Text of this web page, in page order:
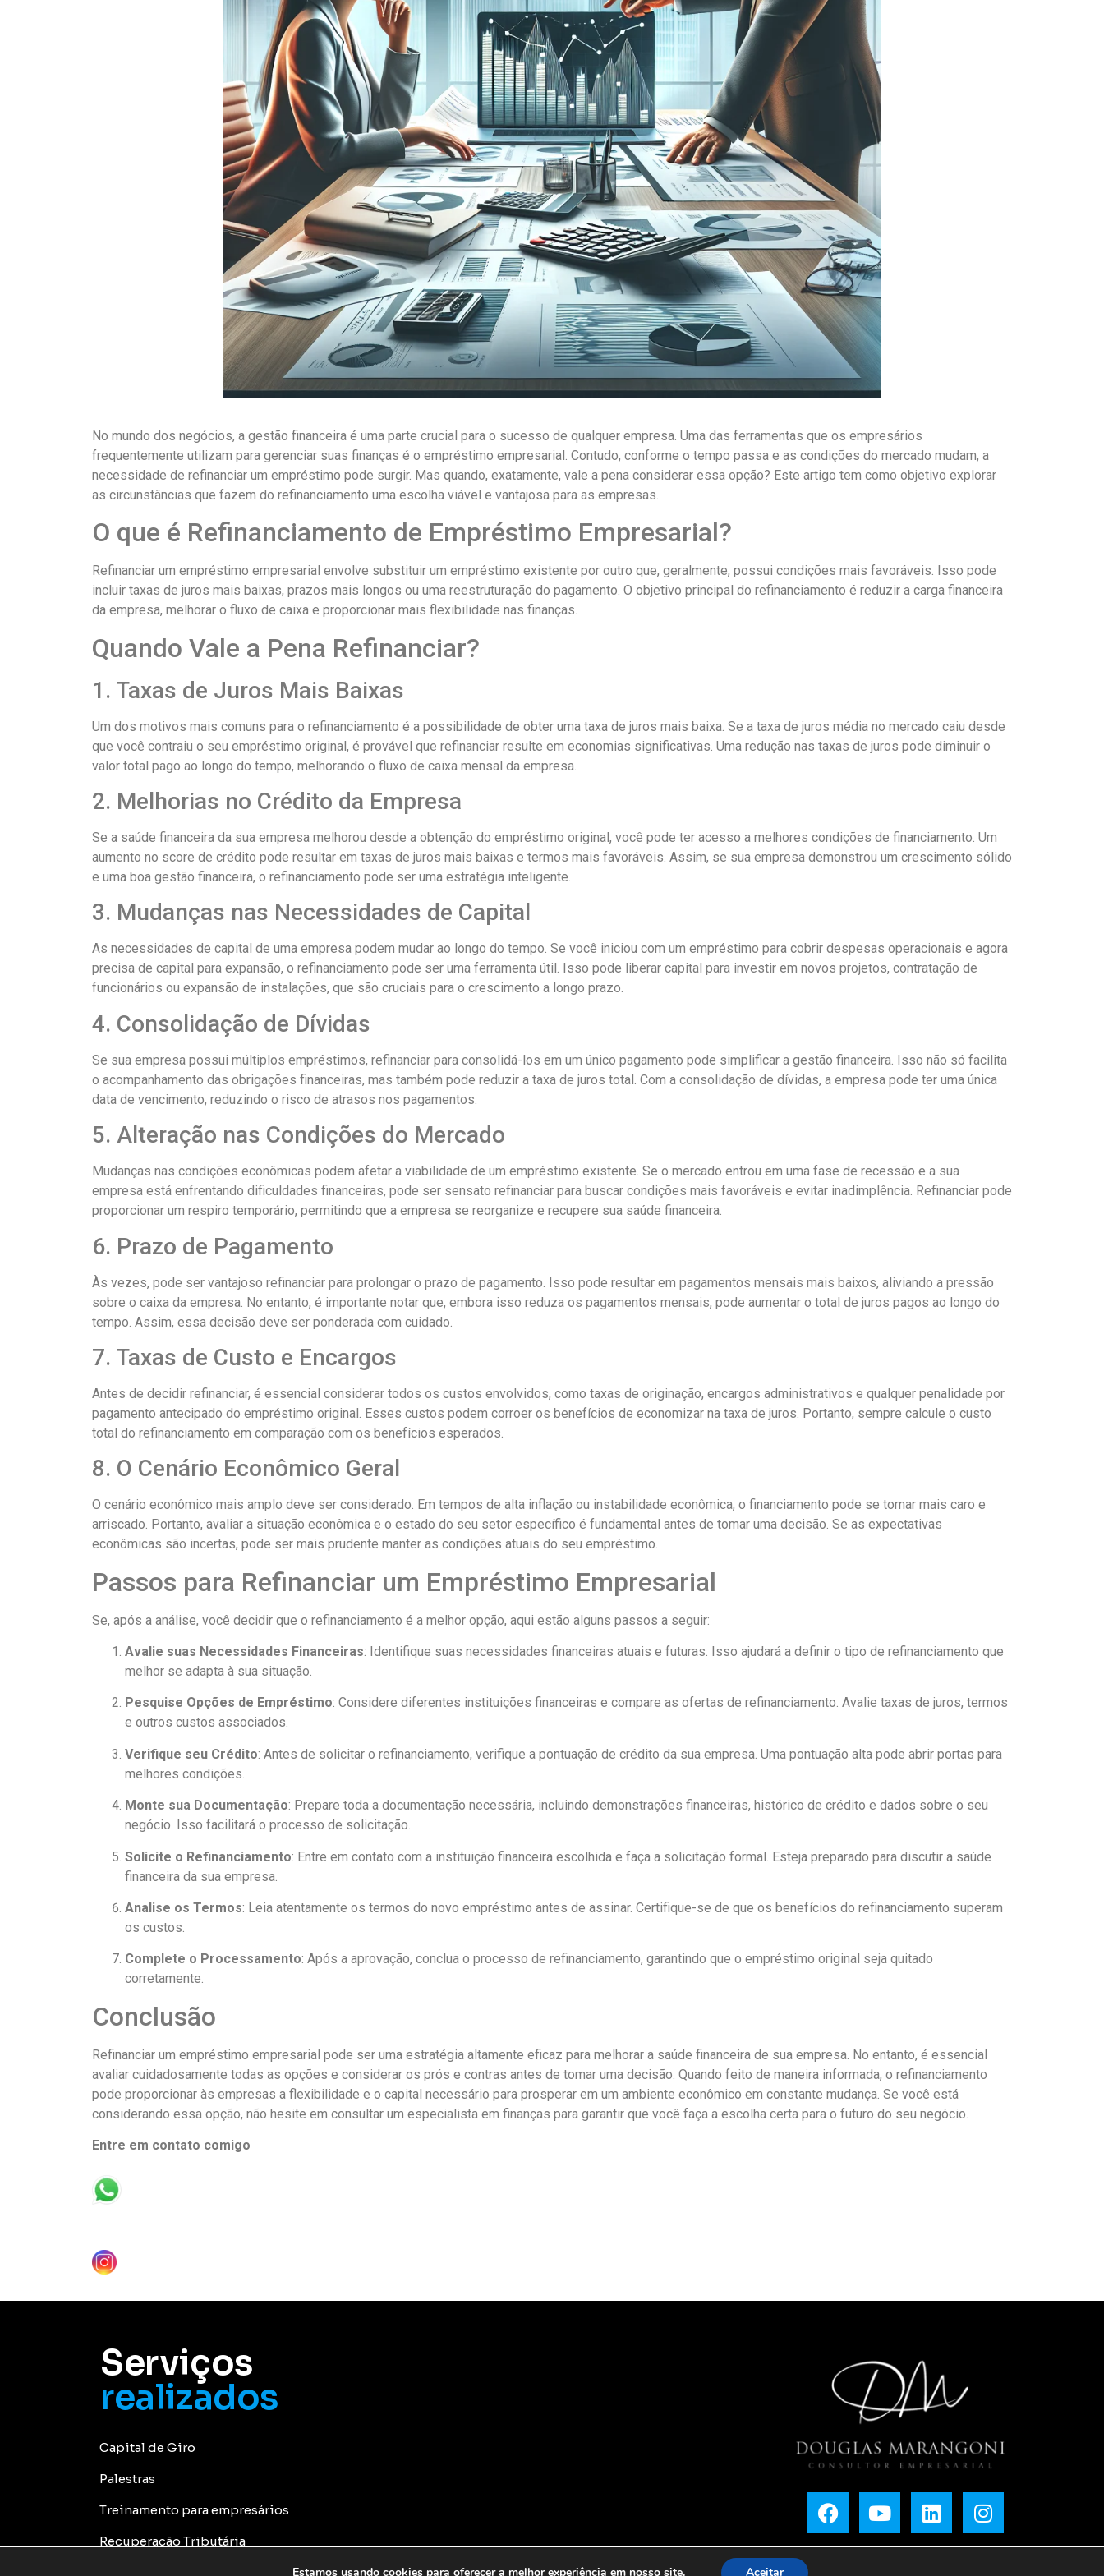
No mundo dos negócios, a gestão financeira é uma parte crucial para o sucesso de qualquer empresa. Uma das ferramentas que os empresários
frequentemente utilizam para gerenciar suas finanças é o empréstimo empresarial. Contudo, conforme o tempo passa e as condições do mercado mudam, a
necessidade de refinanciar um empréstimo pode surgir. Mas quando, exatamente, vale a pena considerar essa opção? Este artigo tem como objetivo explorar
as circunstâncias que fazem do refinanciamento uma escolha viável e vantajosa para as empresas.
O que é Refinanciamento de Empréstimo Empresarial?
Refinanciar um empréstimo empresarial envolve substituir um empréstimo existente por outro que, geralmente, possui condições mais favoráveis. Isso pode
incluir taxas de juros mais baixas, prazos mais longos ou uma reestruturação do pagamento. O objetivo principal do refinanciamento é reduzir a carga financeira
da empresa, melhorar o fluxo de caixa e proporcionar mais flexibilidade nas finanças.
Quando Vale a Pena Refinanciar?
1. Taxas de Juros Mais Baixas
Um dos motivos mais comuns para o refinanciamento é a possibilidade de obter uma taxa de juros mais baixa. Se a taxa de juros média no mercado caiu desde
que você contraiu o seu empréstimo original, é provável que refinanciar resulte em economias significativas. Uma redução nas taxas de juros pode diminuir o
valor total pago ao longo do tempo, melhorando o fluxo de caixa mensal da empresa.
2. Melhorias no Crédito da Empresa
Se a saúde financeira da sua empresa melhorou desde a obtenção do empréstimo original, você pode ter acesso a melhores condições de financiamento. Um
aumento no score de crédito pode resultar em taxas de juros mais baixas e termos mais favoráveis. Assim, se sua empresa demonstrou um crescimento sólido
e uma boa gestão financeira, o refinanciamento pode ser uma estratégia inteligente.
3. Mudanças nas Necessidades de Capital
As necessidades de capital de uma empresa podem mudar ao longo do tempo. Se você iniciou com um empréstimo para cobrir despesas operacionais e agora
precisa de capital para expansão, o refinanciamento pode ser uma ferramenta útil. Isso pode liberar capital para investir em novos projetos, contratação de
funcionários ou expansão de instalações, que são cruciais para o crescimento a longo prazo.
4. Consolidação de Dívidas
Se sua empresa possui múltiplos empréstimos, refinanciar para consolidá-los em um único pagamento pode simplificar a gestão financeira. Isso não só facilita
o acompanhamento das obrigações financeiras, mas também pode reduzir a taxa de juros total. Com a consolidação de dívidas, a empresa pode ter uma única
data de vencimento, reduzindo o risco de atrasos nos pagamentos.
5. Alteração nas Condições do Mercado
Mudanças nas condições econômicas podem afetar a viabilidade de um empréstimo existente. Se o mercado entrou em uma fase de recessão e a sua
empresa está enfrentando dificuldades financeiras, pode ser sensato refinanciar para buscar condições mais favoráveis e evitar inadimplência. Refinanciar pode
proporcionar um respiro temporário, permitindo que a empresa se reorganize e recupere sua saúde financeira.
6. Prazo de Pagamento
Às vezes, pode ser vantajoso refinanciar para prolongar o prazo de pagamento. Isso pode resultar em pagamentos mensais mais baixos, aliviando a pressão
sobre o caixa da empresa. No entanto, é importante notar que, embora isso reduza os pagamentos mensais, pode aumentar o total de juros pagos ao longo do
tempo. Assim, essa decisão deve ser ponderada com cuidado.
7. Taxas de Custo e Encargos
Antes de decidir refinanciar, é essencial considerar todos os custos envolvidos, como taxas de originação, encargos administrativos e qualquer penalidade por
pagamento antecipado do empréstimo original. Esses custos podem corroer os benefícios de economizar na taxa de juros. Portanto, sempre calcule o custo
total do refinanciamento em comparação com os benefícios esperados.
8. O Cenário Econômico Geral
O cenário econômico mais amplo deve ser considerado. Em tempos de alta inflação ou instabilidade econômica, o financiamento pode se tornar mais caro e
arriscado. Portanto, avaliar a situação econômica e o estado do seu setor específico é fundamental antes de tomar uma decisão. Se as expectativas
econômicas são incertas, pode ser mais prudente manter as condições atuais do seu empréstimo.
Passos para Refinanciar um Empréstimo Empresarial
Se, após a análise, você decidir que o refinanciamento é a melhor opção, aqui estão alguns passos a seguir:
Avalie suas Necessidades Financeiras: Identifique suas necessidades financeiras atuais e futuras. Isso ajudará a definir o tipo de refinanciamento que
melhor se adapta à sua situação.
Pesquise Opções de Empréstimo: Considere diferentes instituições financeiras e compare as ofertas de refinanciamento. Avalie taxas de juros, termos
e outros custos associados.
Verifique seu Crédito: Antes de solicitar o refinanciamento, verifique a pontuação de crédito da sua empresa. Uma pontuação alta pode abrir portas para
melhores condições.
Monte sua Documentação: Prepare toda a documentação necessária, incluindo demonstrações financeiras, histórico de crédito e dados sobre o seu
negócio. Isso facilitará o processo de solicitação.
Solicite o Refinanciamento: Entre em contato com a instituição financeira escolhida e faça a solicitação formal. Esteja preparado para discutir a saúde
financeira da sua empresa.
Analise os Termos: Leia atentamente os termos do novo empréstimo antes de assinar. Certifique-se de que os benefícios do refinanciamento superam
os custos.
Complete o Processamento: Após a aprovação, conclua o processo de refinanciamento, garantindo que o empréstimo original seja quitado
corretamente.
Conclusão
Refinanciar um empréstimo empresarial pode ser uma estratégia altamente eficaz para melhorar a saúde financeira de sua empresa. No entanto, é essencial
avaliar cuidadosamente todas as opções e considerar os prós e contras antes de tomar uma decisão. Quando feito de maneira informada, o refinanciamento
pode proporcionar às empresas a flexibilidade e o capital necessário para prosperar em um ambiente econômico em constante mudança. Se você está
considerando essa opção, não hesite em consultar um especialista em finanças para garantir que você faça a escolha certa para o futuro do seu negócio.
Entre em contato comigo
Serviços
realizados
Capital de Giro
Palestras
Treinamento para empresários
Recuperação Tributária
Estamos usando cookies para oferecer a melhor experiência em nosso site. Aceitar